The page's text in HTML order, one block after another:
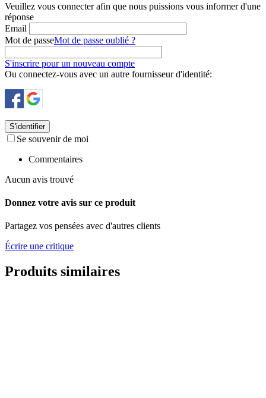
Veuillez vous connecter afin que nous puissions vous informer d'une
réponse
Email
Mot de passeMot de passe oublié ?
S'inscrire pour un nouveau compte
Ou connectez-vous avec un autre fournisseur d'identité:
S'identifier
Se souvenir de moi
Commentaires
Aucun avis trouvé
Donnez votre avis sur ce produit
Partagez vos pensées avec d'autres clients
Écrire une critique
Produits similaires